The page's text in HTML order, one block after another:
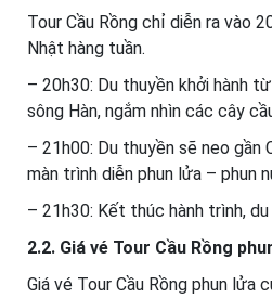
Tour Cầu Rồng chỉ diễn ra vào
Nhật hàng tuần.
– 20h30: Du thuyền khởi hành
sông Hàn, ngắm nhìn các cây
– 21h00: Du thuyền sẽ neo gần
màn trình diễn phun lửa – phun
– 21h30: Kết thúc hành trình,
2.2. Giá vé Tour Cầu Rồng
Giá vé Tour Cầu Rồng phun lửa